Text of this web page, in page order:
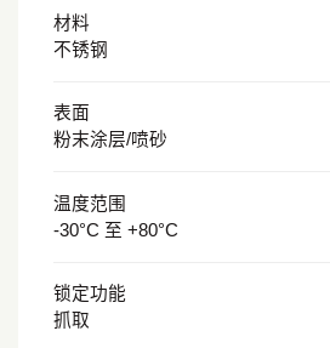
材料
不锈钢
表面
粉末涂层/喷砂
温度范围
-30°C 至 +80°C
锁定功能
抓取